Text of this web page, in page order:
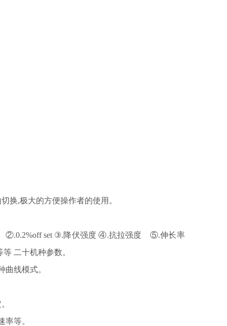
换,极大的方便操作者的使用。
②.0.2%off set ③.降伏强度 ④.抗拉强度 ⑤.伸长率
十机种参数。
曲线模式。
率等。